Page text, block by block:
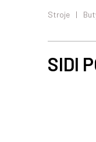
Stroje
SIDI